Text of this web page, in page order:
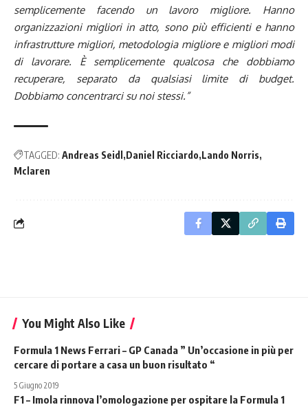
semplicemente facendo un lavoro migliore. Hanno
organizzazioni migliori in atto, sono più efficienti e hanno
infrastrutture migliori, metodologia migliore e migliori modi
di lavorare. È semplicemente qualcosa che dobbiamo
recuperare, separato da qualsiasi limite di budget.
Dobbiamo concentrarci su noi stessi.”
TAGGED: Andreas Seidl Daniel Ricciardo Lando Norris
Mclaren
You Might Also Like
Formula 1 News Ferrari – GP Canada ” Un’occasione in più per
cercare di portare a casa un buon risultato “
5 Giugno 2019
F1 – Imola rinnova l’omologazione per ospitare la Formula 1